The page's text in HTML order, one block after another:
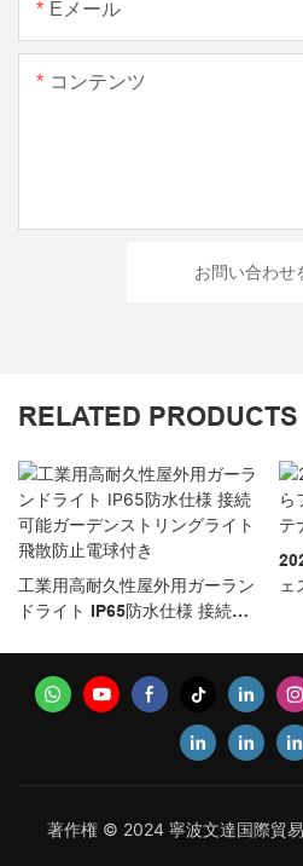
Eメール
コンテンツ
お問い合わせ
RELATED PRODUCTS
工業用高耐久性屋外用ガーラン
ドライト IP65防水仕様 接続可
ェ
著作権 © 2024 寧波文達国際貿